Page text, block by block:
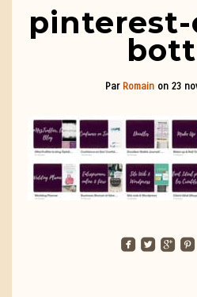
Par Romain on 23
roundedfacebook roundedtwitterbird roundedgoogleplus roundedpinterest